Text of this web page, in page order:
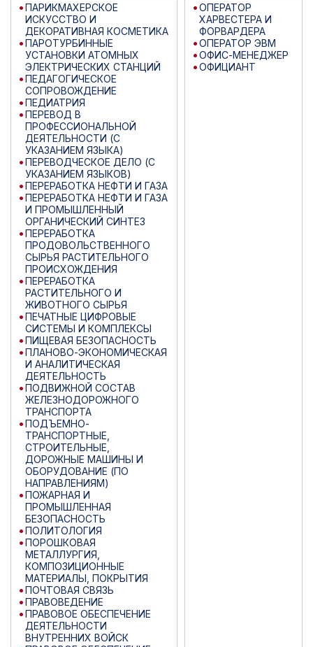
ПАРИКМАХЕРСКОЕ
ИСКУССТВО И
ДЕКОРАТИВНАЯ КОСМЕТИКА
ПАРОТУРБИННЫЕ
УСТАНОВКИ АТОМНЫХ
ЭЛЕКТРИЧЕСКИХ СТАНЦИЙ
ПЕДАГОГИЧЕСКОЕ
СОПРОВОЖДЕНИЕ
ПЕДИАТРИЯ
ПЕРЕВОД В
ПРОФЕССИОНАЛЬНОЙ
ДЕЯТЕЛЬНОСТИ (С
УКАЗАНИЕМ ЯЗЫКА)
ПЕРЕВОДЧЕСКОЕ ДЕЛО (С
УКАЗАНИЕМ ЯЗЫКОВ)
ПЕРЕРАБОТКА НЕФТИ И ГАЗА
ПЕРЕРАБОТКА НЕФТИ И ГАЗА
И ПРОМЫШЛЕННЫЙ
ОРГАНИЧЕСКИЙ СИНТЕЗ
ПЕРЕРАБОТКА
ПРОДОВОЛЬСТВЕННОГО
СЫРЬЯ РАСТИТЕЛЬНОГО
ПРОИСХОЖДЕНИЯ
ПЕРЕРАБОТКА
РАСТИТЕЛЬНОГО И
ЖИВОТНОГО СЫРЬЯ
ПЕЧАТНЫЕ ЦИФРОВЫЕ
СИСТЕМЫ И КОМПЛЕКСЫ
ПИЩЕВАЯ БЕЗОПАСНОСТЬ
ПЛАНОВО-ЭКОНОМИЧЕСКАЯ
И АНАЛИТИЧЕСКАЯ
ДЕЯТЕЛЬНОСТЬ
ПОДВИЖНОЙ СОСТАВ
ЖЕЛЕЗНОДОРОЖНОГО
ТРАНСПОРТА
ПОДЪЕМНО-
ТРАНСПОРТНЫЕ,
СТРОИТЕЛЬНЫЕ,
ДОРОЖНЫЕ МАШИНЫ И
ОБОРУДОВАНИЕ (ПО
НАПРАВЛЕНИЯМ)
ПОЖАРНАЯ И
ПРОМЫШЛЕННАЯ
БЕЗОПАСНОСТЬ
ПОЛИТОЛОГИЯ
ПОРОШКОВАЯ
МЕТАЛЛУРГИЯ,
КОМПОЗИЦИОННЫЕ
МАТЕРИАЛЫ, ПОКРЫТИЯ
ПОЧТОВАЯ СВЯЗЬ
ПРАВОВЕДЕНИЕ
ПРАВОВОЕ ОБЕСПЕЧЕНИЕ
ДЕЯТЕЛЬНОСТИ
ВНУТРЕННИХ ВОЙСК
ОПЕРАТОР
ХАРВЕСТЕРА И
ФОРВАРДЕРА
ОПЕРАТОР ЭВМ
ОФИС-МЕНЕДЖЕР
ОФИЦИАНТ